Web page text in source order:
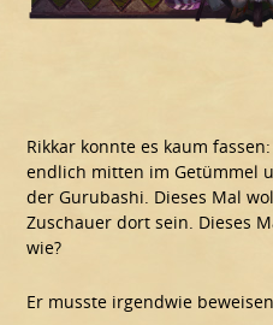
Rikkar konnte es kaum
endlich mitten im Getümmel
der Gurubashi. Dieses Mal
Zuschauer dort sein. Dieses
wie?
Er musste irgendwie